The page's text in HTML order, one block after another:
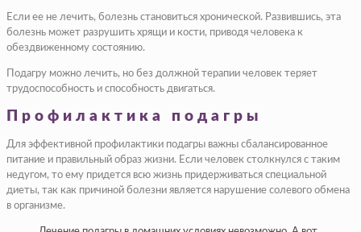
Если ее не лечить, болезнь становиться хронической. Развившись, эта
болезнь может разрушить хрящи и кости, приводя человека к
обездвиженному состоянию.
Подагру можно лечить, но без должной терапии человек теряет
трудоспособность и способность двигаться.
Профилактика подагры
Для эффективной профилактики подагры важны сбалансированное
питание и правильный образ жизни. Если человек столкнулся с таким
недугом, то ему придется всю жизнь придерживаться специальной
диеты, так как причиной болезни является нарушение солевого обмена
в организме.